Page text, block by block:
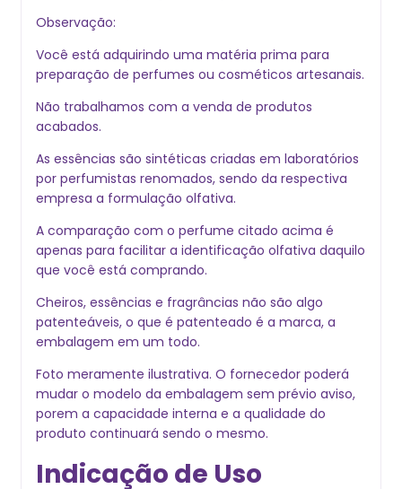
Observação:
Você está adquirindo uma matéria prima para
preparação de perfumes ou cosméticos artesanais.
Não trabalhamos com a venda de produtos
acabados.
As essências são sintéticas criadas em laboratórios
por perfumistas renomados, sendo da respectiva
empresa a formulação olfativa.
A comparação com o perfume citado acima é
apenas para facilitar a identificação olfativa daquilo
que você está comprando.
Cheiros, essências e fragrâncias não são algo
patenteáveis, o que é patenteado é a marca, a
embalagem em um todo.
Foto meramente ilustrativa. O fornecedor poder
mudar o modelo da embalagem sem prévio aviso,
porem a capacidade interna e a qualidade do
produto continuará sendo o mesmo.
Indicação de Uso